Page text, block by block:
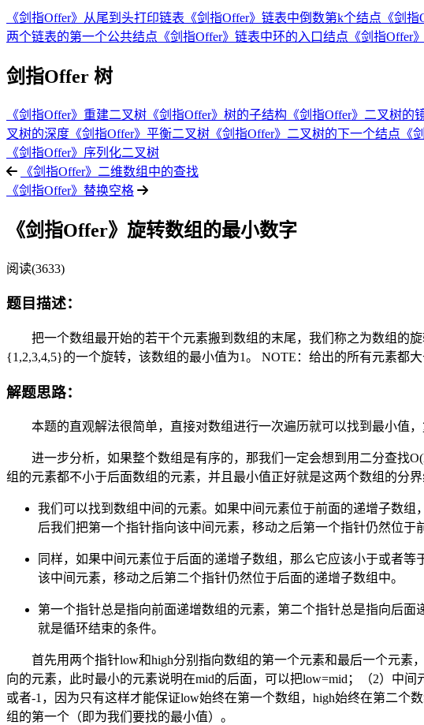
《剑指Offer》从尾到头打印链表 《剑指Offer》链表中倒数第k个结点 《剑
两个链表的第一个公共结点 《剑指Offer》链表中环的入口结点 《剑指Offer
剑指Offer 树
《剑指Offer》重建二叉树 《剑指Offer》树的子结构 《剑指Offer》二叉树的
叉树的深度 《剑指Offer》平衡二叉树 《剑指Offer》二叉树的下一个结点 《
《剑指Offer》序列化二叉树
《剑指Offer》二维数组中的查找
《剑指Offer》替换空格
《剑指Offer》旋转数组的最小数字
阅读(3633)
题目描述：
把一个数组最开始的若干个元素搬到数组的末尾，我们称之为数组的旋
{1,2,3,4,5}的一个旋转，该数组的最小值为1。 NOTE：给出的所有元素都大
解题思路：
本题的直观解法很简单，直接对数组进行一次遍历就可以找到最小值，
进一步分析，如果整个数组是有序的，那我们一定会想到用二分查找
组的元素都不小于后面数组的元素，并且最小值正好就是这两个数组的分
我们可以找到数组中间的元素。如果中间元素位于前面的递增子数
后我们把第一个指针指向该中间元素，移动之后第一个指针仍然位于
同样，如果中间元素位于后面的递增子数组，那么它应该小于或者
该中间元素，移动之后第二个指针仍然位于后面的递增子数组中。
第一个指针总是指向前面递增数组的元素，第二个指针总是指向后
就是循环结束的条件。
首先用两个指针low和high分别指向数组的第一个元素和最后一个元素
向的元素，此时最小的元素说明在mid的后面，可以把low=mid；（2）中
或者-1，因为只有这样才能保证low始终在第一个数组，high始终在第二个
组的第一个（即为我们要找的最小值）。